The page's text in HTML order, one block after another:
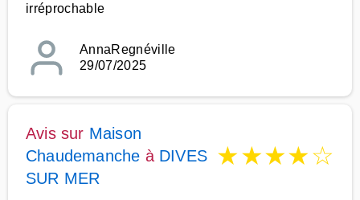
irréprochable
AnnaRegnéville
29/07/2025
Avis sur Maison
Chaudemanche à DIVES
SUR MER
★★★★☆